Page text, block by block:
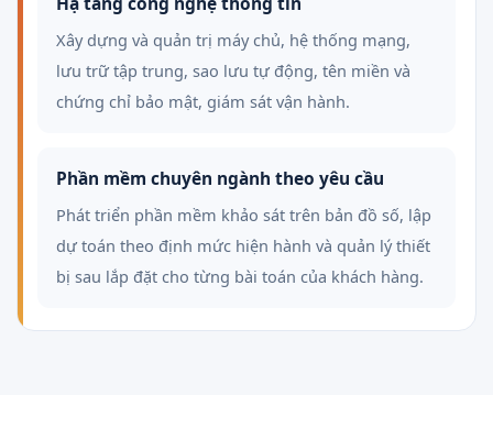
Xây dựng và quản trị máy chủ, hệ thống mạng,
lưu trữ tập trung, sao lưu tự động, tên miền và
chứng chỉ bảo mật, giám sát vận hành.
Phần mềm chuyên ngành theo yêu cầu
Phát triển phần mềm khảo sát trên bản đồ số, lập
dự toán theo định mức hiện hành và quản lý thiết
bị sau lắp đặt cho từng bài toán của khách hàng.